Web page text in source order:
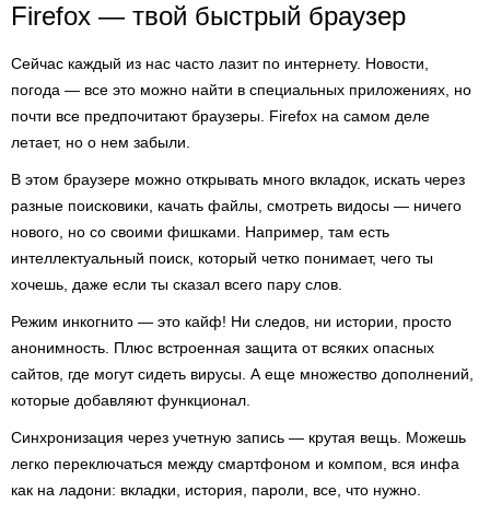
Firefox — твой быстрый браузер
Сейчас каждый из нас часто лазит по интернету. Новости,
погода — все это можно найти в специальных приложениях, но
почти все предпочитают браузеры. Firefox на самом деле
летает, но о нем забыли.
В этом браузере можно открывать много вкладок, искать через
разные поисковики, качать файлы, смотреть видосы — ничего
нового, но со своими фишками. Например, там есть
интеллектуальный поиск, который четко понимает, чего ты
хочешь, даже если ты сказал всего пару слов.
Режим инкогнито — это кайф! Ни следов, ни истории, просто
анонимность. Плюс встроенная защита от всяких опасных
сайтов, где могут сидеть вирусы. А еще множество дополнений,
которые добавляют функционал.
Синхронизация через учетную запись — крутая вещь. Можешь
легко переключаться между смартфоном и компом, вся инфа
как на ладони: вкладки, история, пароли, все, что нужно.